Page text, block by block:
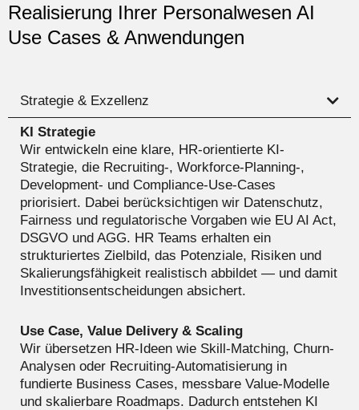
Realisierung Ihrer Personalwesen AI
Use Cases & Anwendungen
Strategie & Exzellenz
KI Strategie
Wir entwickeln eine klare, HR-orientierte KI-
Strategie, die Recruiting-, Workforce-Planning-,
Development- und Compliance-Use-Cases
priorisiert. Dabei berücksichtigen wir Datenschutz,
Fairness und regulatorische Vorgaben wie EU AI Act,
DSGVO und AGG. HR Teams erhalten ein
strukturiertes Zielbild, das Potenziale, Risiken und
Skalierungsfähigkeit realistisch abbildet — und damit
Investitionsentscheidungen absichert.
Use Case, Value Delivery & Scaling
Wir übersetzen HR-Ideen wie Skill-Matching, Churn-
Analysen oder Recruiting-Automatisierung in
fundierte Business Cases, messbare Value-Modelle
und skalierbare Roadmaps. Dadurch entstehen KI